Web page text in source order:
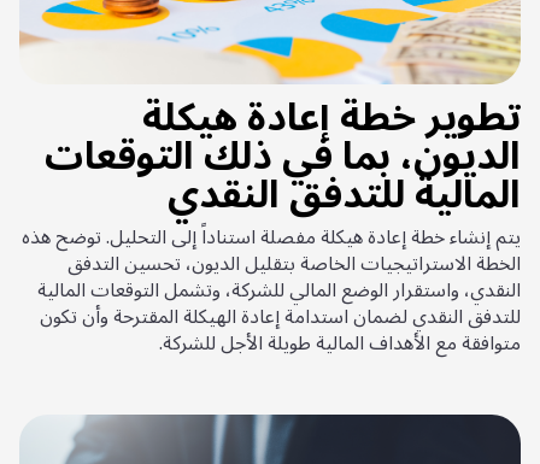
تطوير خطة إعادة هيكلة
الديون، بما في ذلك التوقعات
المالية للتدفق النقدي
يتم إنشاء خطة إعادة هيكلة مفصلة استناداً إلى التحليل. توضح هذه
الخطة الاستراتيجيات الخاصة بتقليل الديون، تحسين التدفق
النقدي، واستقرار الوضع المالي للشركة، وتشمل التوقعات المالية
للتدفق النقدي لضمان استدامة إعادة الهيكلة المقترحة وأن تكون
متوافقة مع الأهداف المالية طويلة الأجل للشركة.